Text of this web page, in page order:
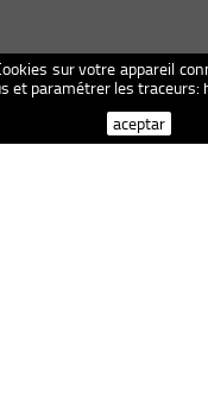
sur votre appareil
et paramétrer les
aceptar